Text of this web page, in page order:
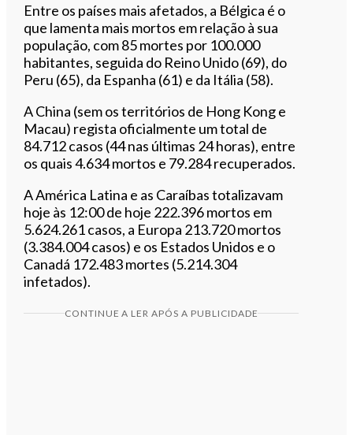
Entre os países mais afetados, a Bélgica é o
que lamenta mais mortos em relação à sua
população, com 85 mortes por 100.000
habitantes, seguida do Reino Unido (69), do
Peru (65), da Espanha (61) e da Itália (58).
A China (sem os territórios de Hong Kong e
Macau) regista oficialmente um total de
84.712 casos (44 nas últimas 24 horas), entre
os quais 4.634 mortos e 79.284 recuperados.
A América Latina e as Caraíbas totalizavam
hoje às 12:00 de hoje 222.396 mortos em
5.624.261 casos, a Europa 213.720 mortos
(3.384.004 casos) e os Estados Unidos e o
Canadá 172.483 mortes (5.214.304
infetados).
CONTINUE A LER APÓS A PUBLICIDADE